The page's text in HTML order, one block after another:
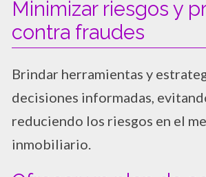
Minimizar riesgos y
contra fraudes
Brindar herramientas y
decisiones informadas,
reduciendo los riesgos en el
inmobiliario.